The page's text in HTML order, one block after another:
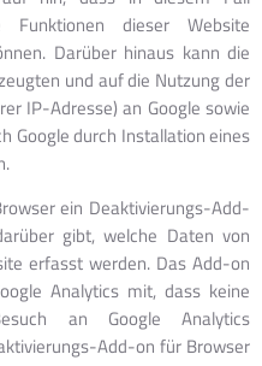
Funktionen dieser Website
Darüber hinaus kann die
und auf die Nutzung der
IP-Adresse) an Google sowie
Google durch Installation eines
ein Deaktivierungs-Add-
gibt, welche Daten von
erfasst werden. Das Add-on
Analytics mit, dass keine
an Google Analytics
Add-on für Browser